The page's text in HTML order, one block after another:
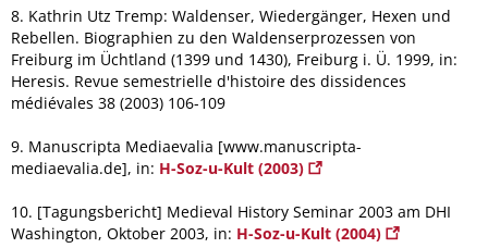
8. Kathrin Utz Tremp: Waldenser, Wiedergänger, Hexen und
Rebellen. Biographien zu den Waldenserprozessen von
Freiburg im Üchtland (1399 und 1430), Freiburg i. Ü. 1999, in:
Heresis. Revue semestrielle d'histoire des dissidences
médiévales 38 (2003) 106-109
9. Manuscripta Mediaevalia [www.manuscripta-
mediaevalia.de], in: H-Soz-u-Kult (2003)
10. [Tagungsbericht] Medieval History Seminar 2003 am DHI
Washington, Oktober 2003, in: H-Soz-u-Kult (2004)